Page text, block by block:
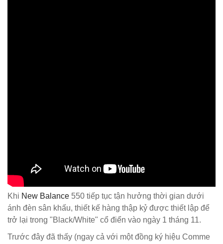
Khi New Balance 550 tiếp tục tận hưởng thời gian dưới
ánh đèn sân khấu, thiết kế hàng thập kỷ được thiết lập để
trở lại trong "Black/White" cổ điển vào ngày 1 tháng 11.
Trước đây đã thấy (ngay cả với một đồng ký hiệu Comme